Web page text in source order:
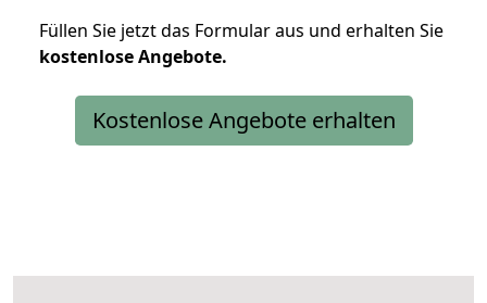
Füllen Sie jetzt das Formular aus und erhalten Sie
kostenloseAngebote.
Kostenlose Angebote erhalten